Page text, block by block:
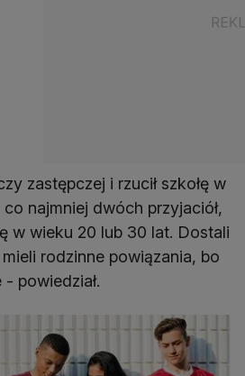
zastępczej i rzucił szkołę w
najmniej dwóch przyjaciół,
w wieku 20 lub 30 lat. Dostali
rodzinne powiązania, bo
powiedział.